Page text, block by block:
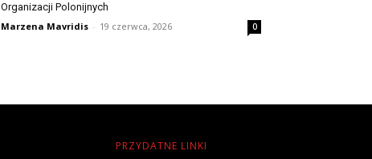
Organizacji Polonijnych
Marzena Mavridis - 19 czerwca, 2026 0
PRZYDATNE LINKI